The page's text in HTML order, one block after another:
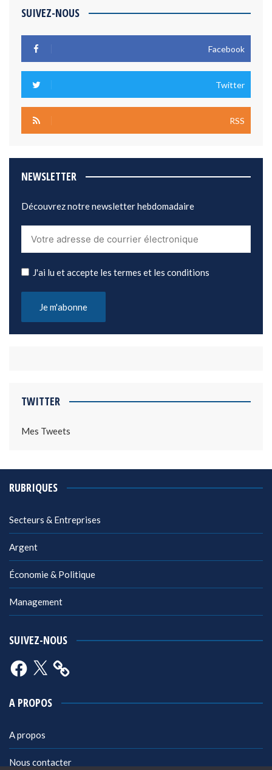
SUIVEZ-NOUS
Facebook
Twitter
RSS
NEWSLETTER
Découvrez notre newsletter hebdomadaire
J'ai lu et accepte les termes et les conditions
TWITTER
Mes Tweets
RUBRIQUES
Secteurs & Entreprises
Argent
Économie & Politique
Management
SUIVEZ-NOUS
Facebook
X
A PROPOS
A propos
Nous contacter